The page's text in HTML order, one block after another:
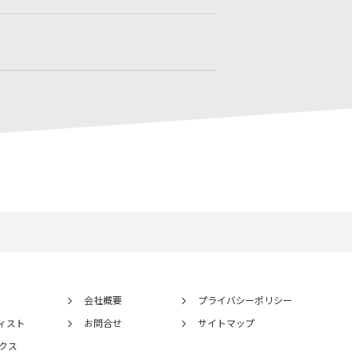
スト
ス
会社概要
お問合せ
プライバシーポリシー
サイトマップ